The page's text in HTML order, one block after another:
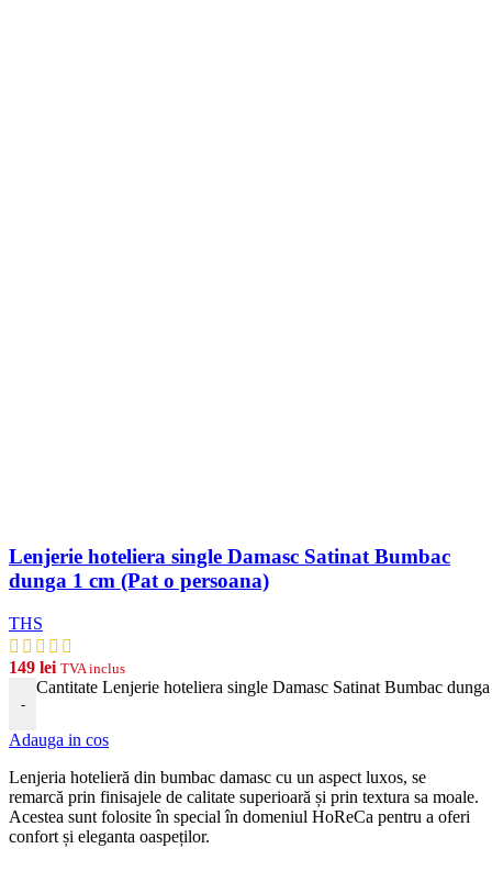
Lenjerie hoteliera single Damasc Satinat Bumbac
dunga 1 cm (Pat o persoana)
THS
149 lei TVA inclus
-
Cantitate Lenjerie hoteliera single Damasc Satinat Bumbac
Adauga in cos
Lenjeria hotelieră din bumbac damasc cu un aspect luxos, se
remarcă prin finisajele de calitate superioară și prin textura sa moale.
Acestea sunt folosite în special în domeniul HoReCa pentru a oferi
confort și eleganta oaspeților.